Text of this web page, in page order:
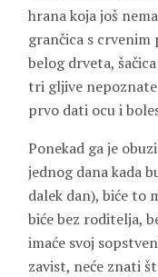
hrana koja još
grančica s
belog drveta,
tri gljive
prvo dati ocu i
Ponekad ga je
jednog dana kada
dalek dan), biće to
biće bez roditelja,
imaće svoj
zavist, neće znati